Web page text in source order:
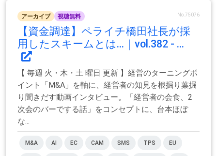
アーカイブ 視聴無料 No.75076
【資金調達】ペライチ橋田社長が採
用したスキームとは…｜vol.382 - ...
【 毎週 火・木・土 曜日 更新 】経営のターニングポ
イント「M&A」を軸に、経営者の知見を根掘り葉掘
り聞きだす動画インタビュー。「経営者の会食、2
次会のバーでする話」をコンセプトに、台本ほぼ
な...
M&A AI EC CAM SMS TPS EU